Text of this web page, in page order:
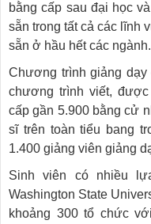
bằng cấp sau đại học
sẵn trong tất cả các lĩnh
sẵn ở hầu hết các ngành.
Chương trình giảng
chương trình viết,
cấp gần 5.900 bằng cử
sĩ trên toàn tiểu bang
1.400 giảng viên giảng
Sinh viên có nhiều
Washington State
khoảng 300 tổ chức